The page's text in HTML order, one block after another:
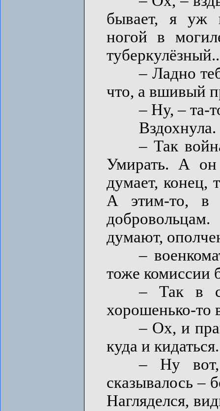
бывает, я уж
ногой в
– Ладно
что, а вшивый
– Ну, – та-то
Вздохнула.
– Так война
Умирать. А
думает, конец,
А этим-то, в
думают,
–
тоже комиссии
– Так в
хорошенько-то
– Ох, и
куда и
– Ну вот,
сказывалось –
Нагляделся,